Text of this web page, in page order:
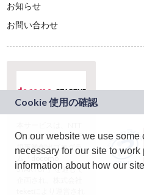
お知らせ
お問い合わせ
ドコモグループの新
規事業創出プログラ
ム「docomo
STARTUP」を通じて
On our website we use some
necessary for our site to
information about how our